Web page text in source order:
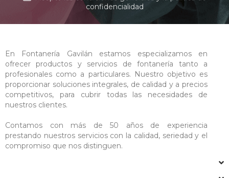
confidencialidad
En Fontanería Gavilán estamos especializamos en
ofrecer productos y servicios de fontanería tanto a
profesionales como a particulares. Nuestro objetivo es
proporcionar soluciones integrales, de calidad y a precios
competitivos, para cubrir todas las necesidades de
nuestros clientes.
Contamos con más de 50 años de experiencia
prestando nuestros servicios con la calidad, seriedad y el
compromiso que nos distinguen.